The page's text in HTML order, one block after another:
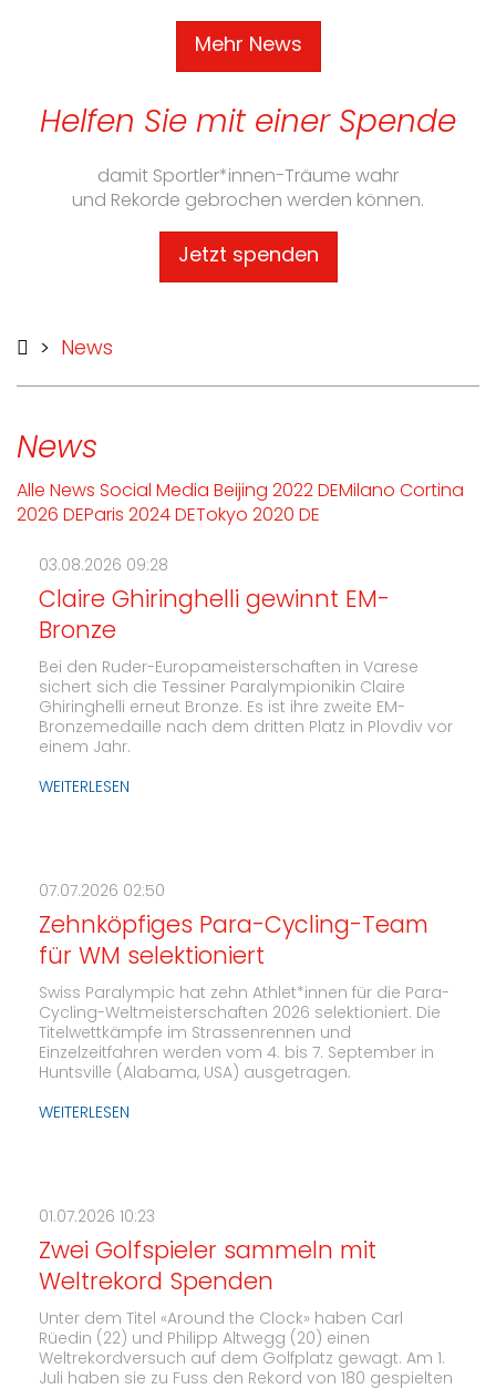
Mehr News
Helfen Sie mit einer Spende
damit Sportler*innen-Träume wahr
und Rekorde gebrochen werden können.
Jetzt spenden
> News
News
Alle News Social Media Beijing 2022 DEMilano Cortina
2026 DEParis 2024 DE Tokyo 2020 DE
03.08.2026 09:28
Claire Ghiringhelli gewinnt EM-
Bronze
Bei den Ruder-Europameisterschaften in Varese
sichert sich die Tessiner Paralympionikin Claire
Ghiringhelli erneut Bronze. Es ist ihre zweite EM-
Bronzemedaille nach dem dritten Platz in Plovdiv vor
einem Jahr.
WEITERLESEN
07.07.2026 02:50
Zehnköpfiges Para-Cycling-Team
für WM selektioniert
Swiss Paralympic hat zehn Athlet*innen für die Para-
Cycling-Weltmeisterschaften 2026 selektioniert. Die
Titelwettkämpfe im Strassenrennen und
Einzelzeitfahren werden vom 4. bis 7. September in
Huntsville (Alabama, USA) ausgetragen.
WEITERLESEN
01.07.2026 10:23
Zwei Golfspieler sammeln mit
Weltrekord Spenden
Unter dem Titel «Around the Clock» haben Carl
Rüedin (22) und Philipp Altwegg (20) einen
Weltrekordversuch auf dem Golfplatz gewagt. Am 1.
Juli haben sie zu Fuss den Rekord von 180 gespielten